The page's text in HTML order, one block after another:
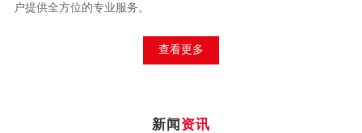
户提供全方位的专业服务。
查看更多
新闻 资讯